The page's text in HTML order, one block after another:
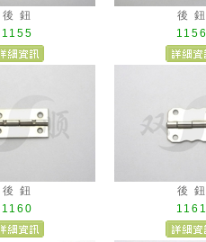
後 鈕
1155
後 鈕
1156
後 鈕
1160
後 鈕
1161